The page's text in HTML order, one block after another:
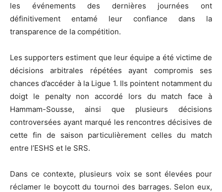
les événements des dernières journées ont
définitivement entamé leur confiance dans la
transparence de la compétition.
Les supporters estiment que leur équipe a été victime de
décisions arbitrales répétées ayant compromis ses
chances d’accéder à la Ligue 1. Ils pointent notamment du
doigt le penalty non accordé lors du match face à
Hammam-Sousse, ainsi que plusieurs décisions
controversées ayant marqué les rencontres décisives de
cette fin de saison particulièrement celles du match
entre l’ESHS et le SRS.
Dans ce contexte, plusieurs voix se sont élevées pour
réclamer le boycott du tournoi des barrages. Selon eux,